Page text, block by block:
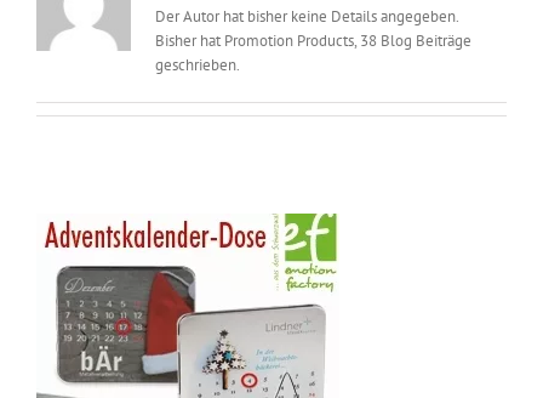
Kontakt
Messen & Events
Unternehmen
Wissen
Product Guide
Der Autor hat bisher keine Details angegeben.
Bisher hat Promotion Products, 38 Blog Beiträge
geschrieben.